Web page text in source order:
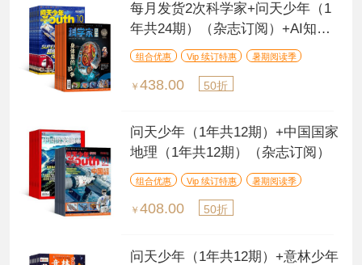
每月发货2次科学家+问天少年（1
年共24期）（杂志订阅）+AI知识
能量卡
组合优惠 Vip 续订特惠 暑期阅读季
￥438.00 50折
问天少年（1年共12期）+中国国家
地理（1年共12期）（杂志订阅）
组合优惠 Vip 续订特惠 暑期阅读季
￥408.00 50折
问天少年（1年共12期）+意林少年